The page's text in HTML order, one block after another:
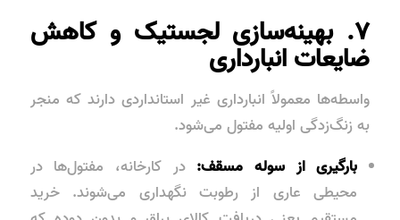
۷. بهینه‌سازی لجستیک و کاهش
ضایعات انبارداری
واسطه‌ها معمولاً انبارداری غیر استانداردی دارند که منجر
به زنگ‌زدگی اولیه مفتول می‌شود.
بارگیری از سوله مسقف: در کارخانه، مفتول‌ها در
محیطی عاری از رطوبت نگهداری می‌شوند. خرید